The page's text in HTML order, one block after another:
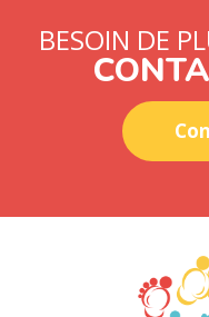
BESOIN DE